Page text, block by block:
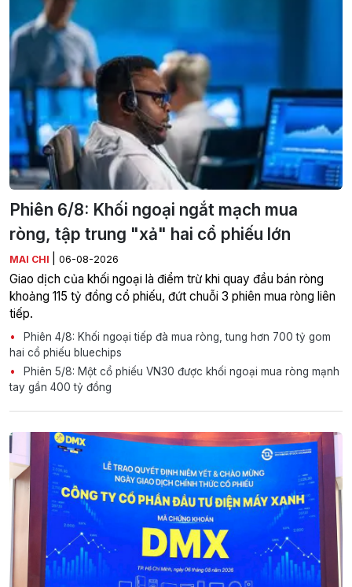
Phiên 6/8: Khối ngoại ngắt mạch mua
ròng, tập trung "xả" hai cổ phiếu lớn
MAI CHI 06-08-2026
Giao dịch của khối ngoại là điểm trừ khi quay đầu bán ròng
khoảng 115 tỷ đồng cổ phiếu, đứt chuỗi 3 phiên mua ròng liên
tiếp.
Phiên 4/8: Khối ngoại tiếp đà mua ròng, tung hơn 700 tỷ gom
hai cổ phiếu bluechips
Phiên 5/8: Một cổ phiếu VN30 được khối ngoại mua ròng mạnh
tay gần 400 tỷ đồng